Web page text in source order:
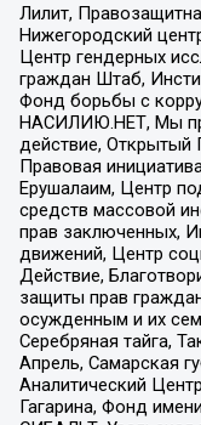
Лилит,
Нижегородский
Центр гендерных
граждан Штаб,
Фонд борьбы с
НАСИЛИЮ.НЕТ, Мы
действие, Открытый
Правовая
Ерушалаим, Центр
средств массовой
прав заключенных,
движений, Центр
Действие,
защиты прав
осужденным и их
Серебряная тайга,
Апрель, Самарская
Аналитический
Гагарина, Фонд